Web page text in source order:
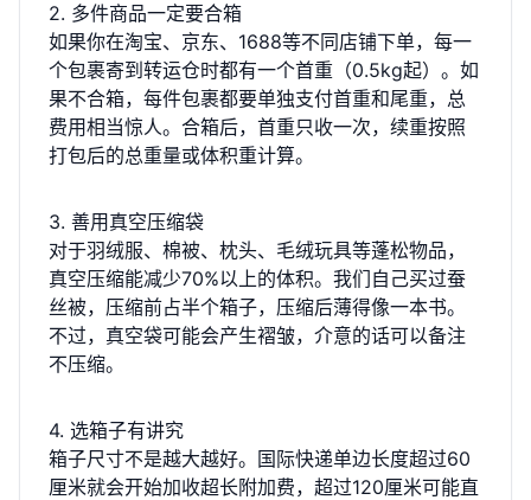
2. 多件商品一定要合箱
如果你在淘宝、京东、1688等不同店铺下单，每一
个包裹寄到转运仓时都有一个首重（0.5kg起）。如
果不合箱，每件包裹都要单独支付首重和尾重，总
费用相当惊人。合箱后，首重只收一次，续重按照
打包后的总重量或体积重计算。
3. 善用真空压缩袋
对于羽绒服、棉被、枕头、毛绒玩具等蓬松物品，
真空压缩能减少70%以上的体积。我们自己买过蚕
丝被，压缩前占半个箱子，压缩后薄得像一本书。
不过，真空袋可能会产生褶皱，介意的话可以备注
不压缩。
4. 选箱子有讲究
箱子尺寸不是越大越好。国际快递单边长度超过60
厘米就会开始加收超长附加费，超过120厘米可能直